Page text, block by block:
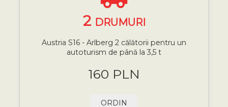
2 DRUMURI
Austria S16 - Arlberg 2 călătorii pentru un
autoturism de până la 3,5 t
160 PLN
ORDIN